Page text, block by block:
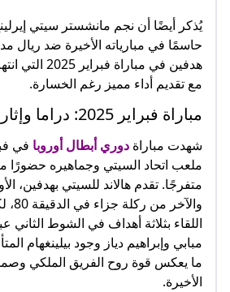
يُذكر أيضًا أن نجم مانشستر سيتي
حاسمًا في مبارياته الأخيرة ضد ريال
مع تقديم أداء مميز رغم الخسارة.
مباراة فبراير 2025: دراما وإثارة في القلب
شهدت مباراة دوري أبطال أوروبا
اللقاء بثلاثة أهداف في الشوط الثاني
ما يعكس قوة روح الفريق الملكي
الأخيرة.